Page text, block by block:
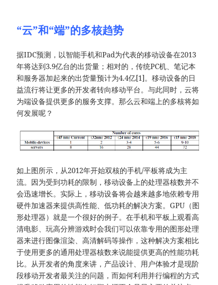
“云”和“端”的多核趋势
据IDC预测，以智能手机和Pad为代表的移动设备在2013
年将达到3.9亿台的出货量；相对的，传统PC机、笔记本
和服务器加起来的出货量预计为4.4亿[1]。移动设备的日
益流行将让更多的开发者转向移动平台。与此同时，云将
为端设备提供更多的服务支撑。那么云和端上的多核将如
何发展呢？
如上图所示，从2012年开始双核的手机/平板将成为主
流。因为受到功耗的限制，移动设备上的处理器核数并不
会迅速增长。实际上，移动设备将会越来越多地依赖专用
硬件加速器来提供高性能、低功耗的解决方案。GPU（图
形处理器）就是一个很好的例子。在手机和平板上观看高
清电影、玩高分辨游戏时会我们可以依靠专用的图形处理
器来进行图像渲染、高清解码等操作，这种解决方案相比
于使用更多的通用处理器核数来说能提供更高的性能功耗
比。从开发者的角度来讲，产品设计、用户体验才是现阶
段移动开发者最关注的问题，而如何利用并行编程的方式